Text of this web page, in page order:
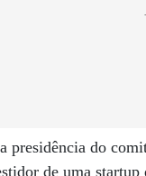
presidência do
de uma